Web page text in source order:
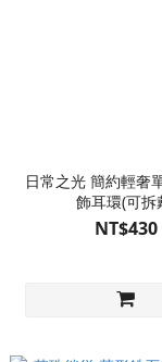
日常之光 簡約輕奢
飾耳環(可拆
NT$430